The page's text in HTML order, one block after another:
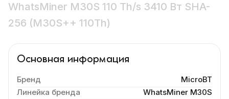
WhatsMiner M30S 110 Th/s 3410 Вт SHA-
256 (M30S++ 110Th)
Основная информация
Бренд
MicroBT
Линейка бренда
WhatsMiner M30S